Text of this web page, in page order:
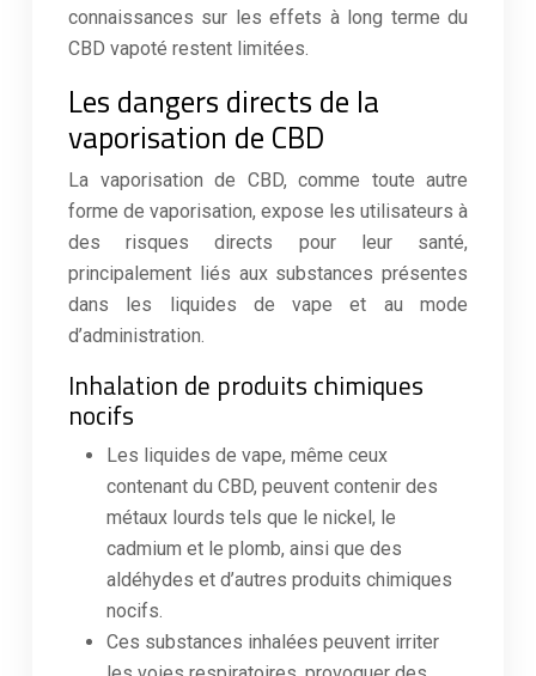
connaissances sur les effets à long terme du
CBD vapoté restent limitées.
Les dangers directs de la
vaporisation de CBD
La vaporisation de CBD, comme toute autre
forme de vaporisation, expose les utilisateurs à
des risques directs pour leur santé,
principalement liés aux substances présentes
dans les liquides de vape et au mode
d’administration.
Inhalation de produits chimiques
nocifs
Les liquides de vape, même ceux
contenant du CBD, peuvent contenir des
métaux lourds tels que le nickel, le
cadmium et le plomb, ainsi que des
aldéhydes et d’autres produits chimiques
nocifs.
Ces substances inhalées peuvent irriter